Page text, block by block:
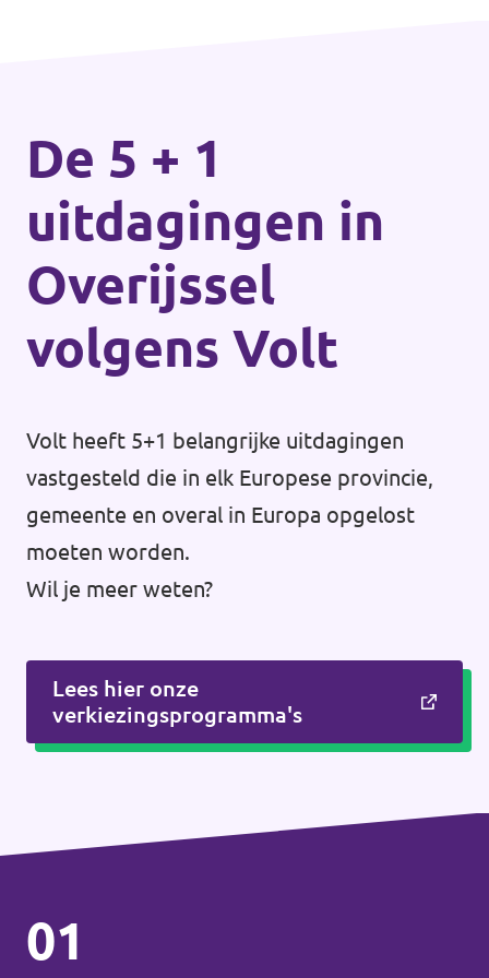
De 5 + 1
uitdagingen in
Overijssel
volgens Volt
Volt heeft 5+1 belangrijke uitdagingen
vastgesteld die in elk Europese provincie,
gemeente en overal in Europa opgelost
moeten worden.
Wil je meer weten?
Lees hier onze
verkiezingsprogramma's
01